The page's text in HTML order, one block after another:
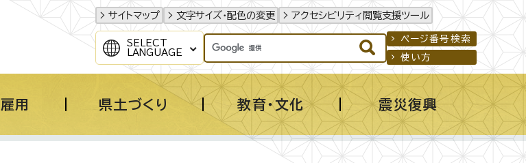
サイトマップ 文字サイズ・配色の変更 アクセシビリティ閲覧支援ツール
SELECT
LANGUAGE
ページ番号検索
使い方
用 県土づくり 教育・文化 震災復興